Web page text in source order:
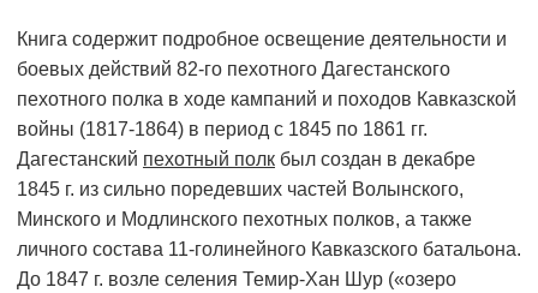
Книга содержит подробное освещение деятельности и
боевых действий 82-го пехотного Дагестанского
пехотного полка в ходе кампаний и походов Кавказской
войны (1817-1864) в период с 1845 по 1861 гг.
Дагестанский пехотный полк был создан в декабре
1845 г. из сильно поредевших частей Волынского,
Минского и Модлинского пехотных полков, а также
личного состава 11-голинейного Кавказского батальона.
До 1847 г. возле селения Темир-Хан Шур («озеро